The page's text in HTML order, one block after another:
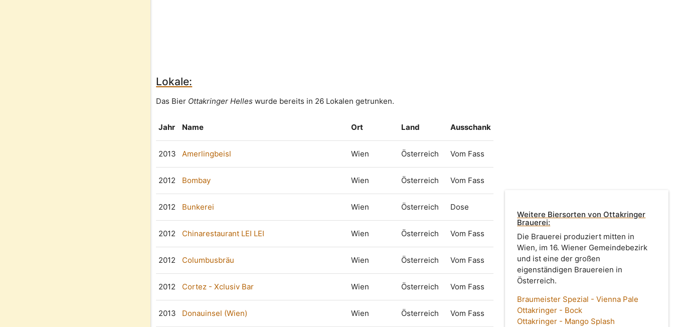
Lokale:
Das Bier Ottakringer Helles wurde bereits in 26 Lokalen getrunken.
Jahr Name Ort Land Ausschank
2013 Amerlingbeisl Wien Österreich Vom Fass
2012 Bombay Wien Österreich Vom Fass
2012 Bunkerei Wien Österreich Dose
2012 Chinarestaurant LEI LEI Wien Österreich Vom Fass
2012 Columbusbräu Wien Österreich Vom Fass
2012 Cortez - Xclusiv Bar Wien Österreich Vom Fass
2013 Donauinsel (Wien) Wien Österreich Vom Fass
Weitere Biersorten von Ottakringer
Brauerei:
Die Brauerei produziert mitten in
Wien, im 16. Wiener Gemeindebezirk
und ist eine der großen
eigenständigen Brauereien in
Österreich.
Braumeister Spezial - Vienna Pale
Ottakringer - Bock
Ottakringer - Mango Splash